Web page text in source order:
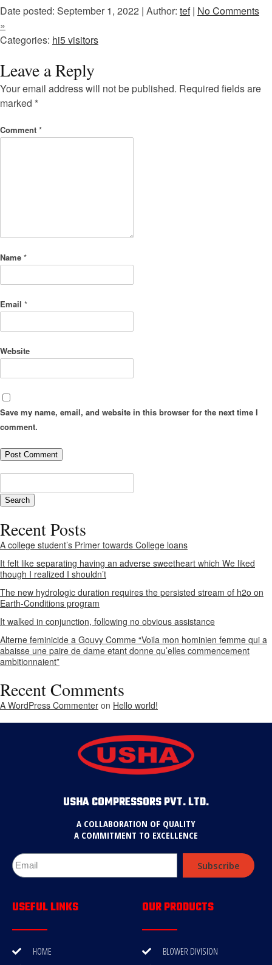
Date posted: September 1, 2022 | Author: tef| No Comments
»
Categories: hi5 visitors
Leave a Reply
Your email address will not be published. Required fields are
marked *
Comment *
Name *
Email *
Website
Save my name, email, and website in this browser for the next time I
comment.
Recent Posts
A college student’s Primer towards College loans
It felt like separating having an adverse sweetheart which We liked
though I realized I shouldn’t
The new hydrologic duration requires the persisted stream of h2o on
Earth-Conditions program
It walked in conjunction, following no obvious assistance
Alterne feminicide a Gouvy Comme “Voila mon hominien femme qui a
abaisse une paire de dame etant donne qu’elles commencement
ambitionnaient”
Recent Comments
A WordPress Commenter on Hello world!
USHA COMPRESSORS PVT. LTD.
A COLLABORATION OF QUALITY
A COMMITMENT TO EXCELLENCE
Subscribe
USEFUL LINKS
HOME
OUR PRODUCTS
BLOWER DIVISION